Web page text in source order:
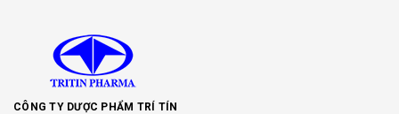
CÔNG TY DƯỢC PHẨM TRÍ TÍN